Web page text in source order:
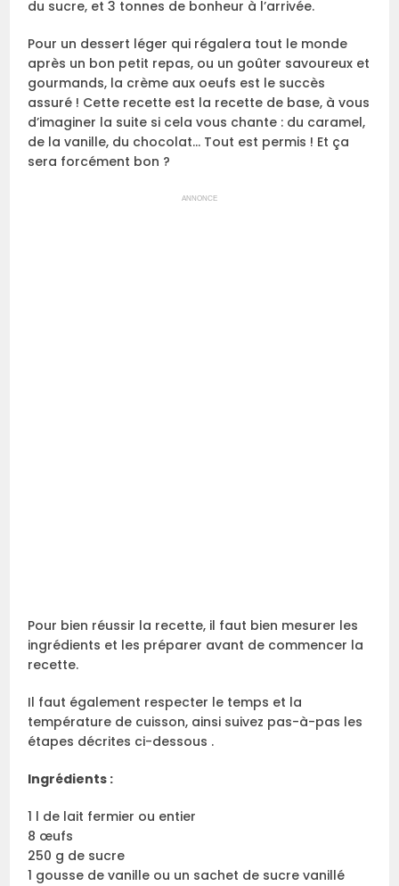
du sucre, et 3 tonnes de bonheur à l’arrivée.
Pour un dessert léger qui régalera tout le monde
après un bon petit repas, ou un goûter savoureux et
gourmands, la crème aux oeufs est le succès
assuré ! Cette recette est la recette de base, à vous
d’imaginer la suite si cela vous chante : du caramel,
de la vanille, du chocolat… Tout est permis ! Et ça
sera forcément bon ?
ANNONCE
Pour bien réussir la recette, il faut bien mesurer les
ingrédients et les préparer avant de commencer la
recette.
Il faut également respecter le temps et la
température de cuisson, ainsi suivez pas-à-pas les
étapes décrites ci-dessous .
Ingrédients :
1 l de lait fermier ou entier
8 œufs
250 g de sucre
1 gousse de vanille ou un sachet de sucre vanillé